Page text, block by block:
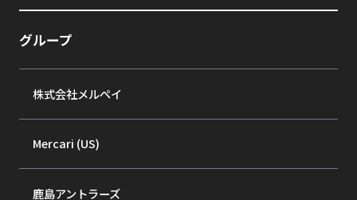
グループ
株式会社メルペイ
Mercari (US)
鹿島アントラーズ